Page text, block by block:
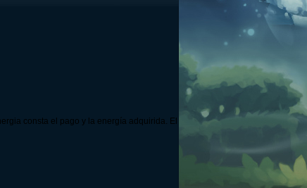
consta el pago y la energía adquirida. El